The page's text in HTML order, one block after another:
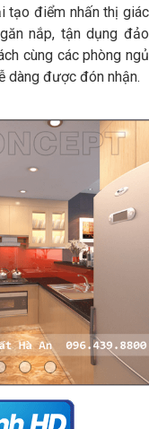
tạo điểm nhấn thị giác
nắp, tận dụng đảo
cùng các phòng ngủ
dàng được đón nhận.